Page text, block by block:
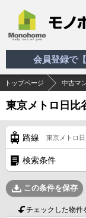
会員登録で
トップページ 中古マ
東京メトロ日比
路線 東京メトロ
検索条件
この条件を保存
チェックした物件